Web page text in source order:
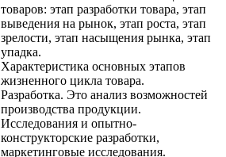
товаров: этап разработки товара, этап
выведения на рынок, этап роста, этап
зрелости, этап насыщения рынка, этап
упадка.
Характеристика основных этапов
жизненного цикла товара.
Разработка. Это анализ возможностей
производства продукции.
Исследования и опытно-
конструкторские разработки,
маркетинговые исследования.